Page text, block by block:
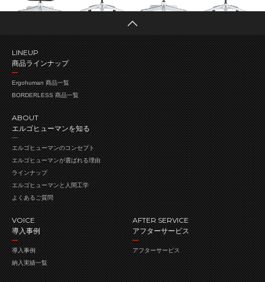
LINEUP
商品ラインナップ
Ergohuman 商品一覧
BORDERLESS 商品一覧
ABOUT
エルゴヒューマンを知る
エルゴヒューマンのコンセプト
エルゴヒューマンが選ばれる理由
ラインナップ
エルゴヒューマンと人間工学
よくあるご質問
VOICE
導入事例
導入事例
納入実績一覧
AFTER SERVICE
アフターサービス
アフターサービス